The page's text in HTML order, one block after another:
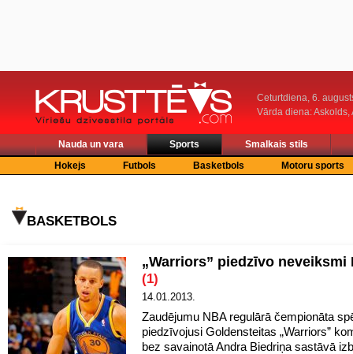
Ceturtdiena, 6.
Vārda diena: Askolds,
Nauda un vara Sports
Smalkais stils
Hokejs
Futbols Basketbols Motoru sports
BASKETBOLS
„Warriors” piedzīvo neveiksmi
(1)
14.01.2013.
Zaudējumu NBA regulārā čempionāta
piedzīvojusi Goldensteitas „Warriors”
bez savainotā Andra Biedriņa sastāvā